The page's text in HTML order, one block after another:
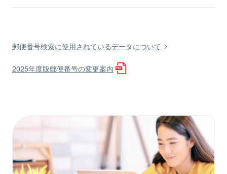
郵便番号検索に使用されているデータについて
2025年度版郵便番号の変更案内